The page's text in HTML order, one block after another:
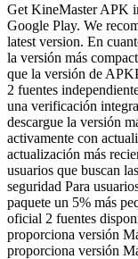
Get KineMaster APK
Google Play. We
latest version. En
la versión más
que la versión de
2 fuentes
una verificación
descargue la versión
activamente con
actualización más
usuarios que buscan
seguridad Para
paquete un 5% más
oficial 2 fuentes
proporciona versión
proporciona versión